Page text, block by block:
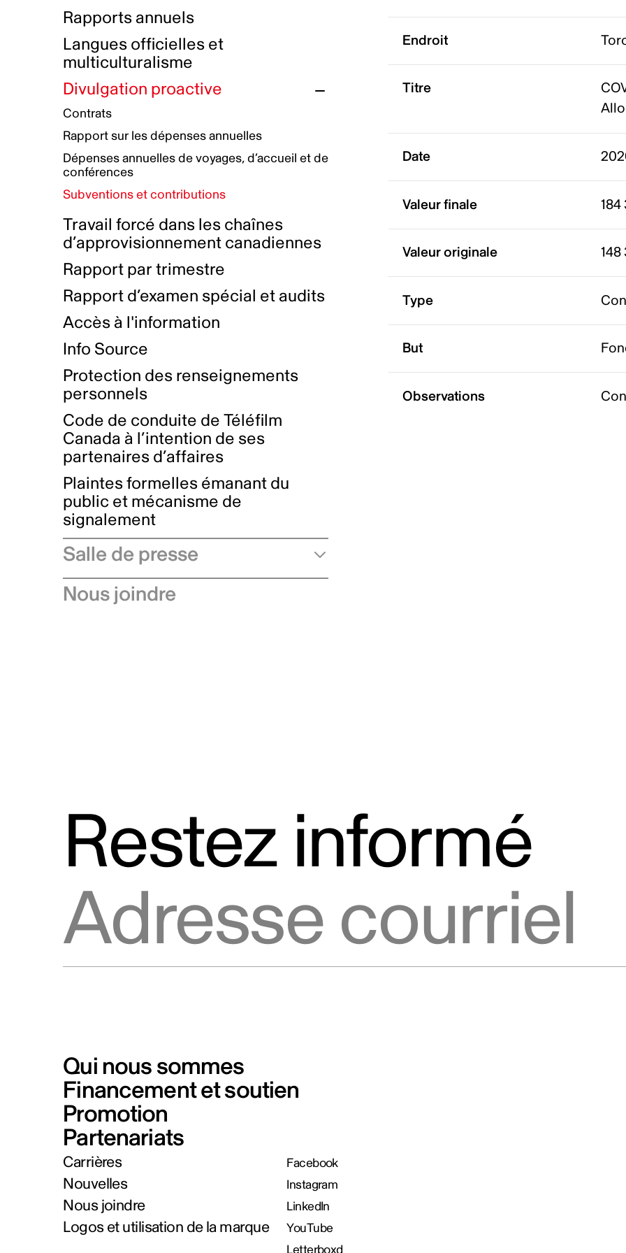
Initiatives autochtones
Plan de réconciliation autochtone
Groupe de travail autochtone
Principes directeurs sur le
harcèlement
Plan d’action pour la parité
Plan d'équité, de diversité,
d'inclusion et d'accessibilité
Boîte à outils pour le récit authentique
Collecte de données et l’auto-identification
Plan d'accessibilité
Rémunération et avantages
Prix et certifications
Nos valeurs d’entreprise
Rapports annuels
Langues officielles et
multiculturalisme
Divulgation proactive
Contrats
Rapport sur les dépenses annuelles
Dépenses annuelles de voyages, d’accueil et de
conférences
Subventions et contributions
Travail forcé dans les chaînes
d’approvisionnement canadiennes
Rapport par trimestre
Rapport d’examen spécial et audits
Accès à l'information
Info Source
Protection des renseignements
personnels
Code de conduite de Téléfilm
Canada à l’intention de ses
partenaires d’affaires
Plaintes formelles émanant du
public et mécanisme de
signalement
Salle de presse
Communiqués de presse
Nous joindre
Endroit
Titre
Date
Valeur finale
Valeur originale
Type
But
Observations
Restez informé
Qui nous sommes
Financement et soutien
Promotion
Partenariats
Carrières
Nouvelles
Nous joindre
Logos et utilisation de la marque
Facebook
Instagram
LinkedIn
YouTube
Letterboxd